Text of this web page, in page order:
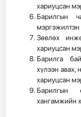
хариуцсан
Барилгын
мэргэжилтэн
Зөвлөх
хариуцсан
Барилга
хүлээн авах,
хариуцсан
Барилгын
хангамжийн